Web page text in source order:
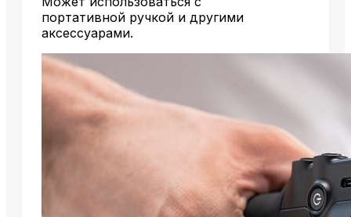
портативной ручкой и другими
аксессуарами.